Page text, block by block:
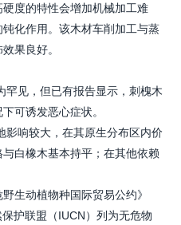
度的特性会增加机械加工难
化作用。该木材车削加工与蒸
果良好。
罕见，但已有报告显示，刺槐木
可诱发恶心症状。
影响较大，在其原生分布区内价
白橡木基本持平；在其他依赖
生动植物种国际贸易公约》
护联盟（IUCN）列为无危物